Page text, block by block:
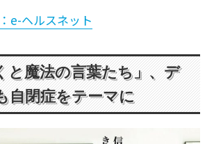
e-ヘルスネット
と魔法の言葉たち」、デ
自閉症をテーマに